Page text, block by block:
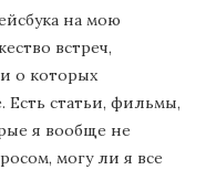
на мою
встреч,
о которых
Есть статьи, фильмы,
я вообще не
могу ли я все